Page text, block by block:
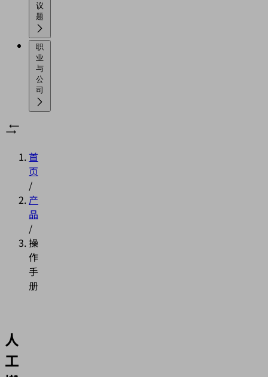
议
职
业
与
公
首
页
/
产
品
/
操
作
手
册
人
工